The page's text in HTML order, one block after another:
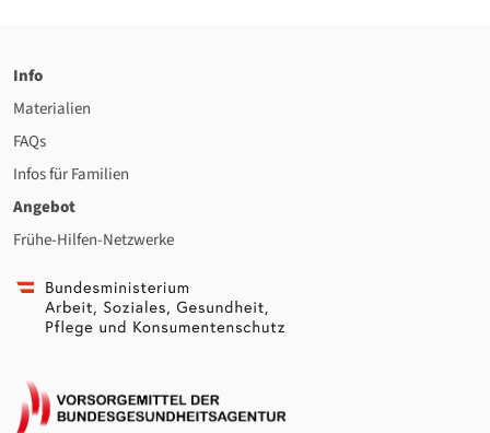
Info
Materialien
FAQs
Infos für Familien
Angebot
Frühe-Hilfen-Netzwerke